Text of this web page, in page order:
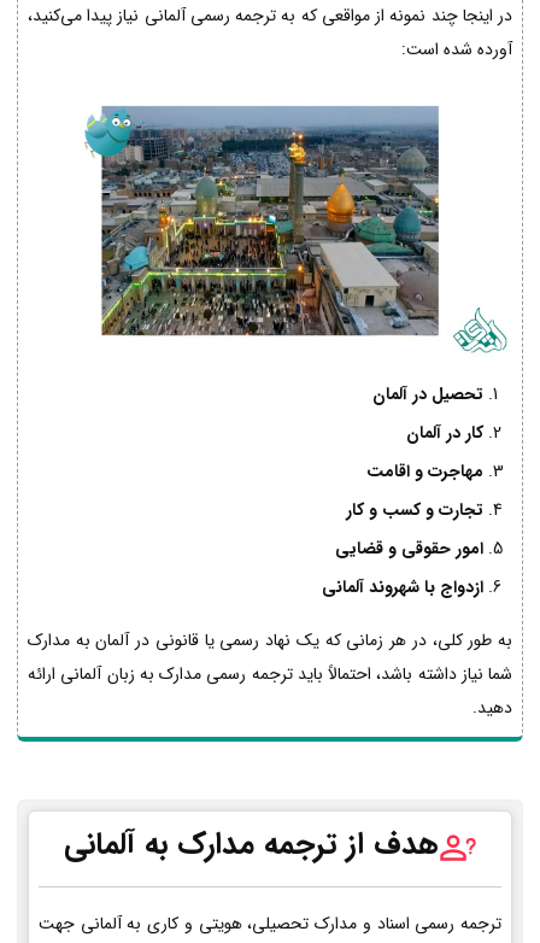
در اینجا چند نمونه از مواقعی که به ترجمه رسمی آلمانی نیاز پیدا می‌کنید،
آورده شده است:
تحصیل در آلمان
کار در آلمان
مهاجرت و اقامت
تجارت و کسب و کار
امور حقوقی و قضایی
ازدواج با شهروند آلمانی
به طور کلی، در هر زمانی که یک نهاد رسمی یا قانونی در آلمان به مدارک
شما نیاز داشته باشد، احتمالاً باید ترجمه رسمی مدارک به زبان آلمانی ارائه
دهید.
هدف از ترجمه مدارک به آلمانی
ترجمه رسمی اسناد و مدارک تحصیلی، هویتی و کاری به آلمانی جهت